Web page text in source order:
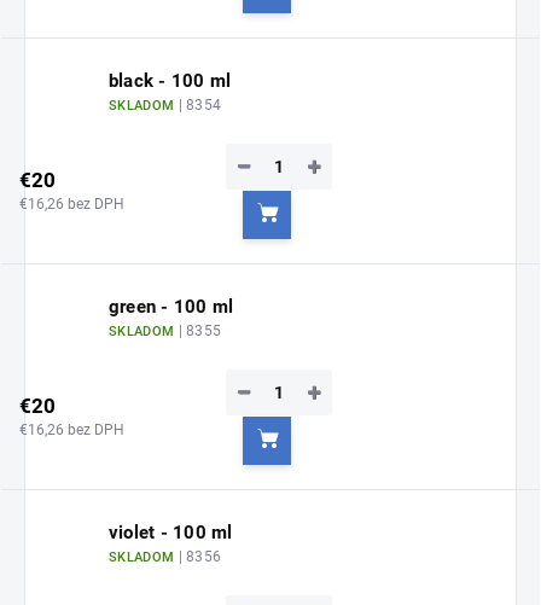
black - 100 ml
SKLADOM | 8354
€20
€16,26 bez DPH
+
−
Do košíka
green - 100 ml
SKLADOM | 8355
€20
€16,26 bez DPH
+
−
Do košíka
violet - 100 ml
SKLADOM | 8356